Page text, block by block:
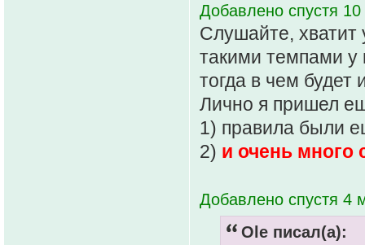
Добавлено спустя
Слушайте, хватит
такими темпами у
тогда в чем будет
Лично я пришел
1) правила были
2) и очень много
Добавлено спустя 4
Ole писал(а):